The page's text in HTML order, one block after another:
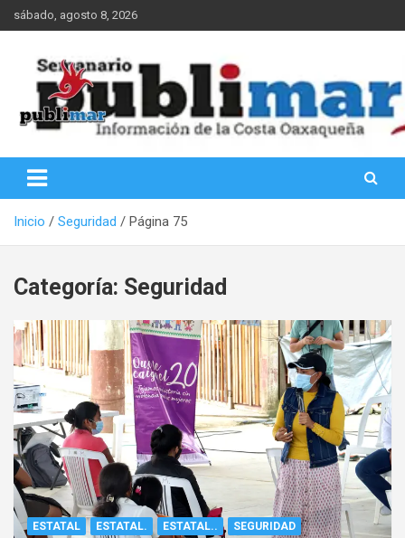
Saltar
al
sábado, agosto 8, 2026
PubliMar
Inicio Seguridad Página 75
Categoría: Seguridad
ESTATAL ESTATAL. ESTATAL.. SEGURIDAD